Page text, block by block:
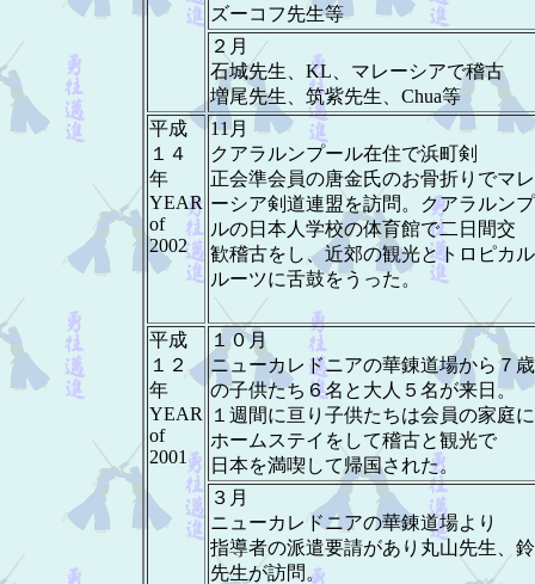
ズーコフ先生等
２月
石城先生、KL、マレーシアで稽古
増尾先生、筑紫先生、Chua等
平成
１４
年
YEAR
of
2002
11月
クアラルンプール在住で浜町剣
正会準会員の唐金氏のお骨折りでマレ
ーシア剣道連盟を訪問。クアラルン
ルの日本人学校の体育館で二日間交
歓稽古をし、近郊の観光とトロピカ
ルーツに舌鼓をうった。
平成
１２
年
YEAR
of
2001
１０月
ニューカレドニアの華錬道場から７
の子供たち６名と大人５名が来日。
１週間に亘り子供たちは会員の家庭に
ホームステイをして稽古と観光で
日本を満喫して帰国された。
３月
ニューカレドニアの華錬道場より
指導者の派遣要請があり丸山先生、
先生が訪問。